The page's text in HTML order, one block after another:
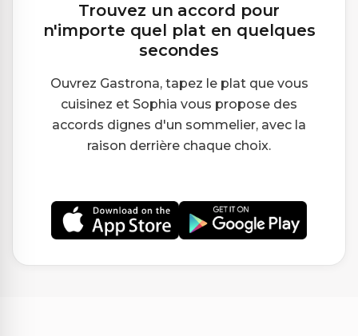
Trouvez un accord pour
n'importe quel plat en quelques
secondes
Ouvrez Gastrona, tapez le plat que vous
cuisinez et Sophia vous propose des
accords dignes d'un sommelier, avec la
raison derrière chaque choix.